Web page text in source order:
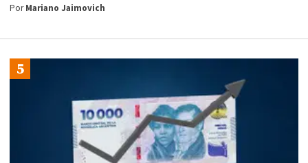
PorMariano Jaimovich